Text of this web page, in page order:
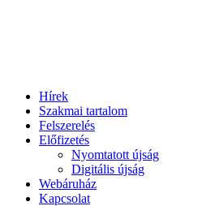
Hírek
Szakmai tartalom
Felszerelés
Előfizetés
Nyomtatott újság
Digitális újság
Webáruház
Kapcsolat